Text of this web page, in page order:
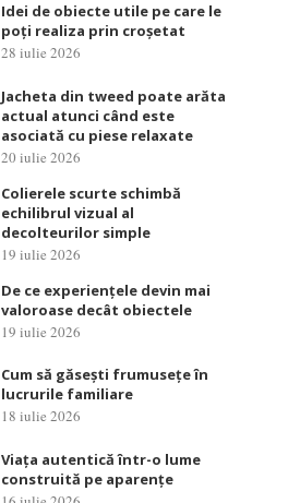
Idei de obiecte utile pe care le
poți realiza prin croșetat
28 iulie 2026
Jacheta din tweed poate arăta
actual atunci când este
asociată cu piese relaxate
20 iulie 2026
Colierele scurte schimbă
echilibrul vizual al
decolteurilor simple
19 iulie 2026
De ce experiențele devin mai
valoroase decât obiectele
19 iulie 2026
Cum să găsești frumusețe în
lucrurile familiare
18 iulie 2026
Viața autentică într-o lume
construită pe aparențe